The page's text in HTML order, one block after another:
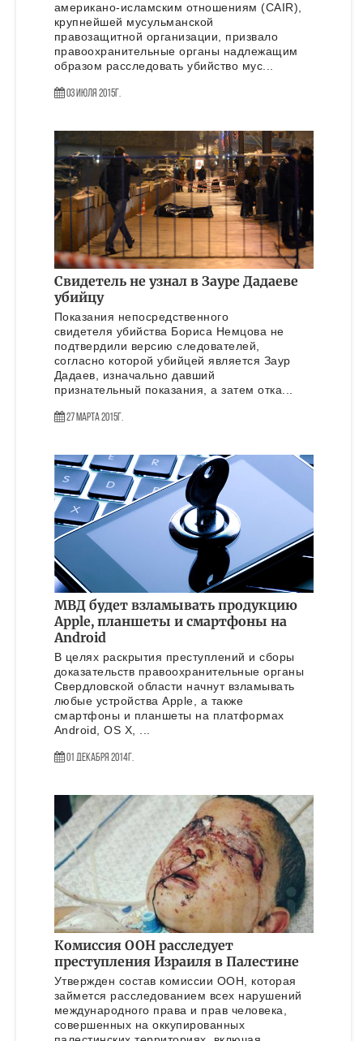
американо-исламским отношениям (CAIR),
крупнейшей мусульманской
правозащитной организации, призвало
правоохранительные органы надлежащим
образом расследовать убийство мус...
03 Июля 2015г.
Свидетель не узнал в Зауре Дадаеве
убийцу
Показания непосредственного
свидетеля убийства Бориса Немцова не
подтвердили версию следователей,
согласно которой убийцей является Заур
Дадаев, изначально давший
признательный показания, а затем отка...
27 Марта 2015г.
МВД будет взламывать продукцию
Apple, планшеты и смартфоны на
Android
В целях раскрытия преступлений и сборы
доказательств правоохранительные органы
Свердловской области начнут взламывать
любые устройства Apple, а также
смартфоны и планшеты на платформах
Android, OS Х, ...
01 Декабря 2014г.
Комиссия ООН расследует
преступления Израиля в Палестине
Утвержден состав комиссии ООН, которая
займется расследованием всех нарушений
международного права и прав человека,
совершенных на оккупированных